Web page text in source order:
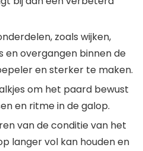
zoals wijken,
en overgangen binnen de
en sterker te maken.
om het paard bewust
en ritme in de galop.
van de conditie van het
langer vol kan houden en